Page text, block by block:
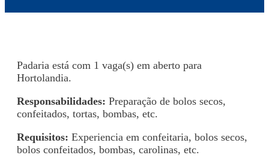
Padaria está com 1 vaga(s) em aberto para
Hortolandia.
Responsabilidades: Preparação de bolos secos,
confeitados, tortas, bombas, etc.
Requisitos: Experiencia em confeitaria, bolos secos,
bolos confeitados, bombas, carolinas, etc.